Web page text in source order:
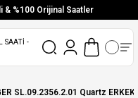
%100 Orijinal Saatler
SL.09.2356.2.01 Quartz ERKEK